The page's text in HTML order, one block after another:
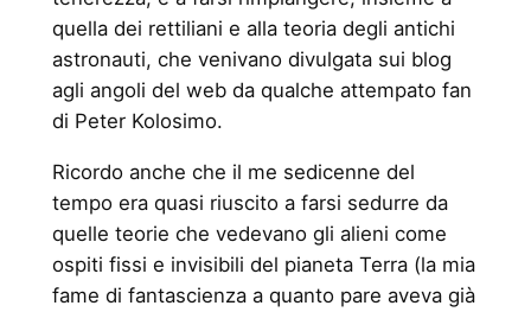
quella dei rettiliani e alla teoria degli antichi
astronauti, che venivano divulgata sui blog
agli angoli del web da qualche attempato fan
di Peter Kolosimo.
Ricordo anche che il me sedicenne del
tempo era quasi riuscito a farsi sedurre da
quelle teorie che vedevano gli alieni come
ospiti fissi e invisibili del pianeta Terra (la mia
fame di fantascienza a quanto pare aveva già